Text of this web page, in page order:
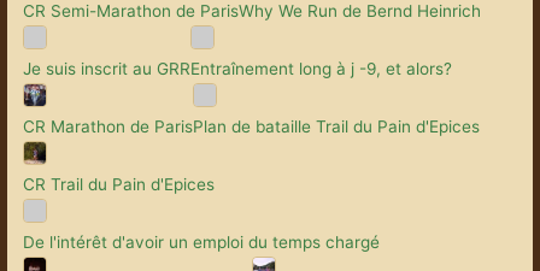
CR Semi-Marathon de ParisWhy We Run de Bernd Heinrich
Je suis inscrit au GRREntraînement long à j -9, et alors?
CR Marathon de ParisPlan de bataille Trail du Pain d'Epices
CR Trail du Pain d'Epices
De l'intérêt d'avoir un emploi du temps chargé